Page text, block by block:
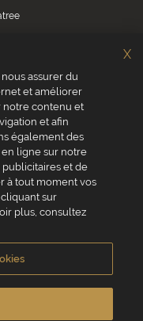
26600 TAIN
Cookies
legali
assurer du
et améliorer
notre contenu et
et afin
également des
ligne sur notre
publicitaires et de
à tout moment vos
sur
plus, consultez
X